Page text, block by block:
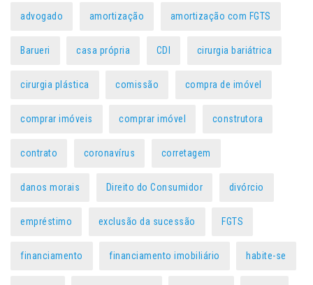
advogado amortização amortização com FGTS
Barueri casa própria CDI cirurgia bariátrica
cirurgia plástica comissão compra de imóvel
comprar imóveis comprar imóvel construtora
contrato coronavírus corretagem
danos morais Direito do Consumidor divórcio
empréstimo exclusão da sucessão FGTS
financiamento financiamento imobiliário habite-se